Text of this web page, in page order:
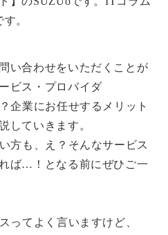
。
い合わせをいただくことが
ビス・プロバイダ
企業にお任せするメリット
していきます。
方も、え？そんなサービス
ば…！となる前にぜひご一
ってよく言いますけど、